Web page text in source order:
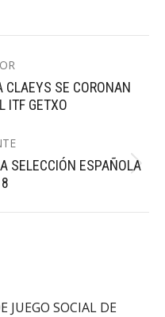
CLAEYS SE CORONAN
ITF GETXO
SELECCIÓN ESPAÑOLA
JUEGO SOCIAL DE